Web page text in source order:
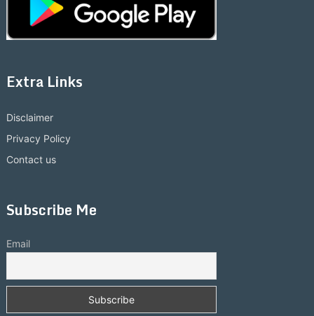
Extra Links
Disclaimer
Privacy Policy
Contact us
Subscribe Me
Email